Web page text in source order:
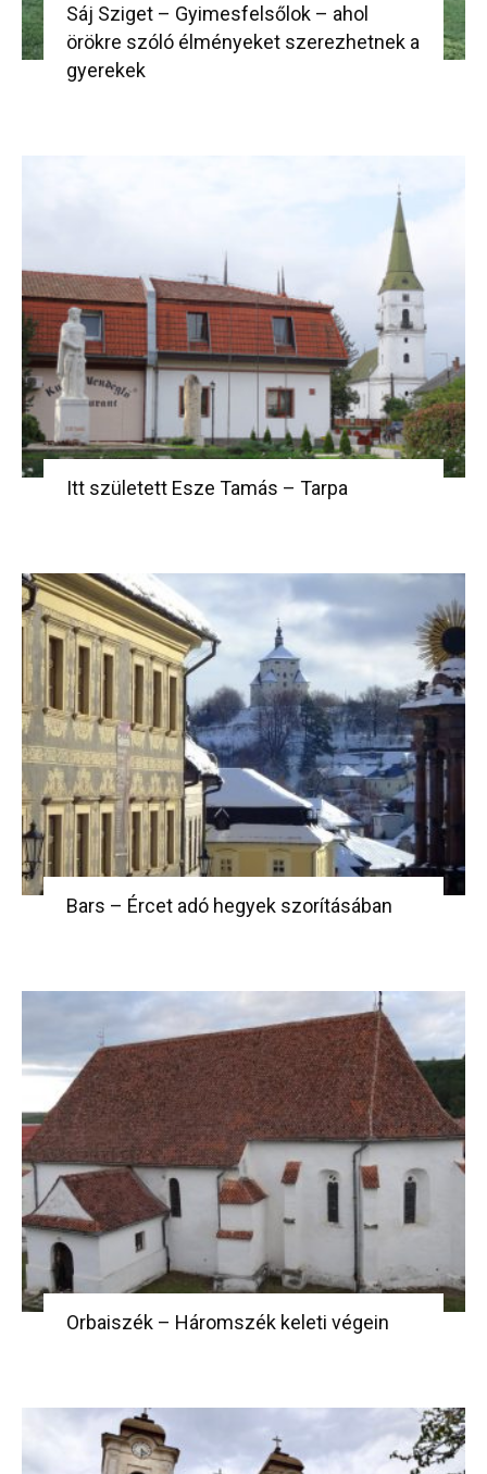
Sáj Sziget – Gyimesfelsőlok – ahol
örökre szóló élményeket szerezhetnek a
gyerekek
Itt született Esze Tamás – Tarpa
Bars – Ércet adó hegyek szorításában
Orbaiszék – Háromszék keleti végein